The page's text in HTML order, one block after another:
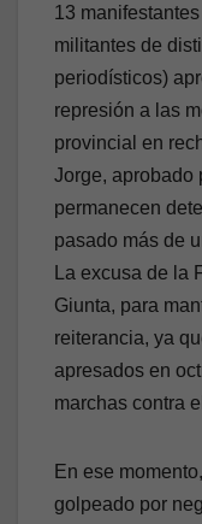
13
militantes de
periodísticos)
represión a las
provincial en
Jorge, aprobado
permanecen
pasado más de
La excusa de la
Giunta, para
reiterancia, ya
apresados en
marchas contra
En ese
golpeado por